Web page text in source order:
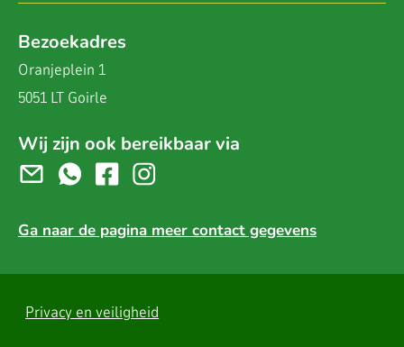
Bezoekadres
Oranjeplein 1
5051 LT Goirle
Wij zijn ook bereikbaar via
Ga naar de pagina meer contact gegevens
Privacy en veiligheid